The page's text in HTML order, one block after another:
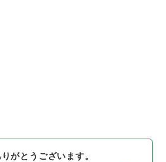
がとうございます。